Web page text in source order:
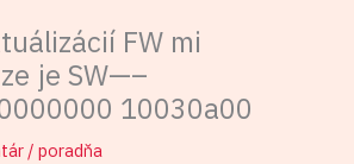
FW mi
je SW—–
10030a00
/ poradňa